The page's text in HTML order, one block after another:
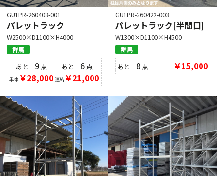
GU1PR-260408-001
パレットラック
W2500×D1100×H4000
群馬
あと 9 点
単体 ￥28,000
あと 6点
連結￥21,000
GU1PR-260422-003
パレットラック[半間口]
W1300×D1100×H4500
群馬
あと 8 点 ￥15,000